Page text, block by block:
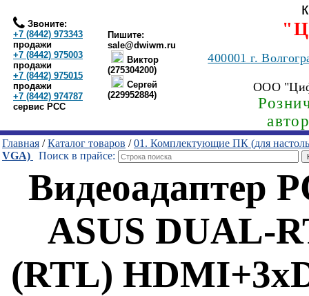
Звоните:
+7 (8442) 973343
продажи
+7 (8442) 975003
продажи
+7 (8442) 975015
продажи
+7 (8442) 974787
сервис РСС
Пишите:
sale@dwiwm.ru
Виктор
(275304200)
Сергей
(229952884)
400001г.
ООО
Главная /Каталог товаров /01. Комплектующие ПК (для
VGA)
Поиск в прайсе:
Видеоадаптер
ASUS DUAL-
(RTL)